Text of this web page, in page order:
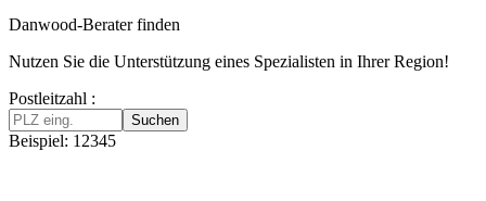
Danwood-Berater finden
Nutzen Sie die Unterstützung eines Spezialisten in Ihrer Region!
Postleitzahl :
Suchen
Beispiel: 12345